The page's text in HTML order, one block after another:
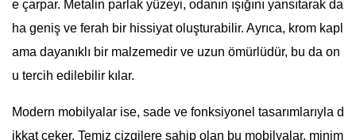
e çarpar. Metalin parlak yüzeyi, odanın ışığını yansıtarak da
ha geniş ve ferah bir hissiyat oluşturabilir. Ayrıca, krom kapl
ama dayanıklı bir malzemedir ve uzun ömürlüdür, bu da on
u tercih edilebilir kılar.
Modern mobilyalar ise, sade ve fonksiyonel tasarımlarıyla d
ikkat çeker. Temiz çizgilere sahip olan bu mobilyalar, minim